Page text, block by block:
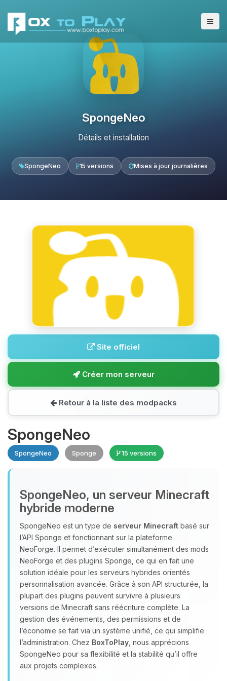
SpongeNeo
Détails et installation
SpongeNeo 15 versions Mises à jour journalières
Site officiel
Créer mon serveur
Retour à la liste des modpacks
SpongeNeo
SpongeNeo Sponge 15 versions
SpongeNeo, un serveur Minecraft
hybride moderne
SpongeNeo est un type de serveur Minecraft basé sur
l’API Sponge et fonctionnant sur la plateforme
NeoForge. Il permet d’exécuter simultanément des mods
NeoForge et des plugins Sponge, ce qui en fait une
solution idéale pour les serveurs hybrides orientés
personnalisation avancée. Grâce à son API structurée, la
plupart des plugins peuvent survivre à plusieurs
versions de Minecraft sans réécriture complète. La
gestion des événements, des permissions et de
l’économie se fait via un système unifié, ce qui simplifie
l’administration. Chez BoxToPlay , nous apprécions
SpongeNeo pour sa flexibilité et la stabilité qu’il offre
aux projets complexes.
Youpi, enfin quelqu’un pour me
parler ! Moi c’est Choupy, ton petit
assistant BoxToPlay. Dis-moi ce dont
tu as besoin et je vais remuer mes
petits circuits pour t’aider.
06/08/2026 à 11:06